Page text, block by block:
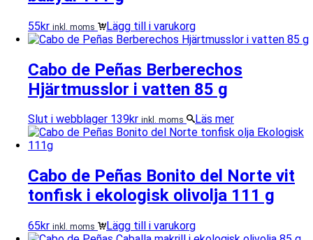
55kr inkl. moms Lägg till i varukorg
Cabo de Peñas Berberechos
Hjärtmusslor i vatten 85 g
Slut i webblager 139kr inkl. moms Läs mer
Cabo de Peñas Bonito del Norte vit
tonfisk i ekologisk olivolja 111 g
65kr inkl. moms Lägg till i varukorg